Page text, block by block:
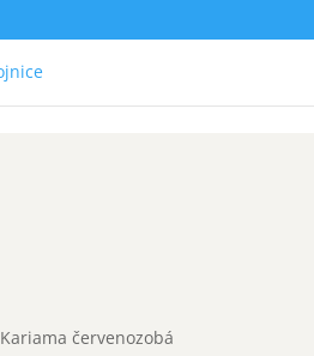
Kariama červenozobá